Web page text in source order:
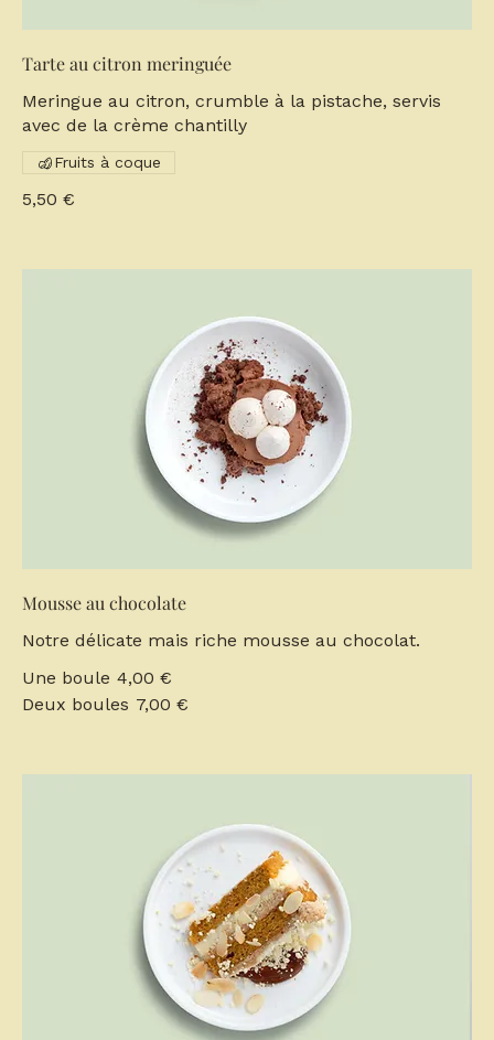
Tarte au citron meringuée
Meringue au citron, crumble à la pistache, servis
avec de la crème chantilly
5,50 €
Fruits à coque
Mousse au chocolate
Notre délicate mais riche mousse au chocolat.
Une boule 4,00 €
Deux boules 7,00 €